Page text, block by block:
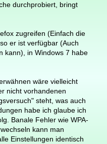
durchprobiert, bringt
zugreifen (Einfach die
er ist verfügbar (Auch
kann), in Windows 7 habe
wäre vielleicht
nicht vorhandenen
steht, was auch
habe ich glaube ich
Banale Fehler wie WPA-
kann man
Einstellungen identisch